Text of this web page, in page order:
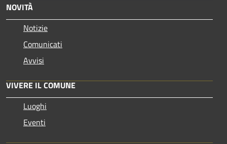
NOVITÀ
Notizie
Comunicati
Avvisi
VIVERE IL COMUNE
Luoghi
Eventi